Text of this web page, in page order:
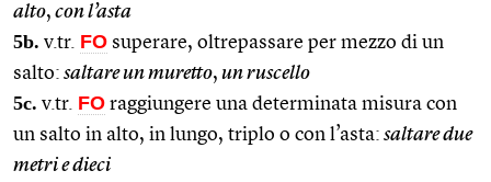
alto, con l’asta
5b. v.tr. FO superare, oltrepassare per mezzo di un
salto: saltare un muretto, un ruscello
5c. v.tr. FO raggiungere una determinata misura con
un salto in alto, in lungo, triplo o con l’asta: saltare due
metri e dieci